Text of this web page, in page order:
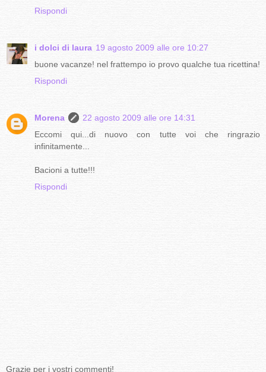
Rispondi
i dolci di laura 19 agosto 2009 alle ore 10:27
buone vacanze! nel frattempo io provo qualche tua ricettina!
Rispondi
Morena
22 agosto 2009 alle ore 14:31
Eccomi qui...di nuovo con tutte voi che ringrazio
infinitamente...
Bacioni a tutte!!!
Rispondi
Grazie per i vostri commenti!